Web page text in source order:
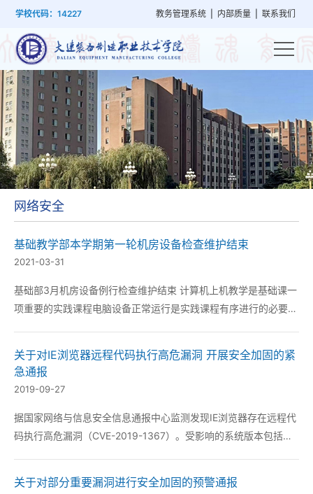
学校代码：14227 教务管理系统 内部质量 联系我们
概
况
建
设
管
理
设
置
工
作
就
业
培
训
网络安全
基础教学部本学期第一轮机房设备检查维护结束
2021-03-31
基础部3月机房设备例行检查维护结束 计算机上机教学是基础课一
项重要的实践课程电脑设备正常运行是实践课程有序进行的必要保
备检测维护工作本月计算机教师利用课余时...
关于对IE浏览器远程代码执行高危漏洞 开展安全加固的紧
急通报
2019-09-27
据国家网络与信息安全信息通报中心监测发现IE浏览器存在远程代
码执行高危漏洞（CVE-2019-1367）。受影响的系统版本包括：
关于对部分重要漏洞进行安全加固的预警通报